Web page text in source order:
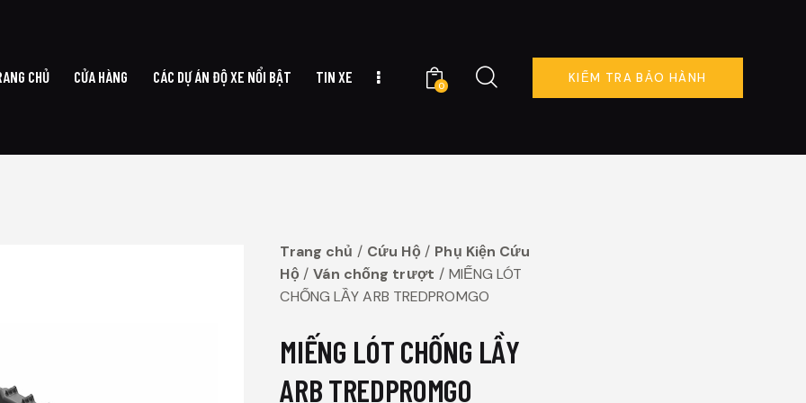
CHỦ CỬA HÀNG CÁC DỰ ÁN ĐỘ XE NỔI BẬT TIN XE
0
KIỂM TRA BẢO HÀNH
Trang chủ Cứu Hộ
Phụ Kiện Cứu
Hộ
Ván chống trượt
MIẾNG LÓT
CHỐNG LẦY ARB TREDPROMGO
MIẾNG LÓT CHỐNG LẦY
ARB TREDPROMGO